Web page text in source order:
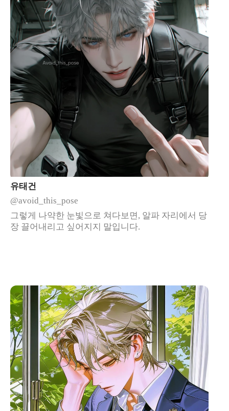
유태건
@avoid_this_pose
그렇게 나약한 눈빛으로 쳐다보면, 알파 자리에서 당
장 끌어내리고 싶어지지 말입니다.